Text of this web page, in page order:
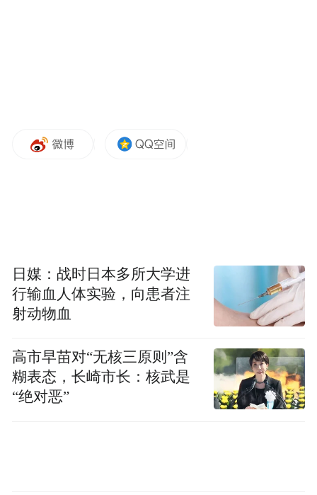
日媒：战时日本多所大学进
行输血人体实验，向患者注
射动物血
高市早苗对“无核三原则”含
糊表态，长崎市长：核武是
“绝对恶”